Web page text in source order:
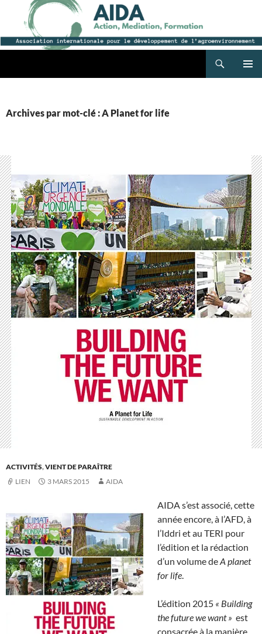
Archives par mot-clé : A Planet for life
ACTIVITÉS,VIENT DE PARAÎTRE
LIEN
3 MARS 2015 AIDA
AIDA s’est associé, cette
année encore, à l’AFD, à
l’Iddri et au TERI pour
l’édition et la rédaction
d’un volume deA planet
for life.
L’édition 2015 « Building
the future we want » est
consacrée à la manière